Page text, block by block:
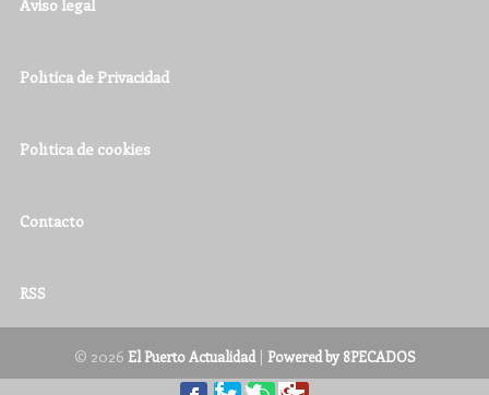
Aviso legal
Política de Privacidad
Política de cookies
Contacto
RSS
© 2026 El Puerto Actualidad| Powered by 8PECADOS